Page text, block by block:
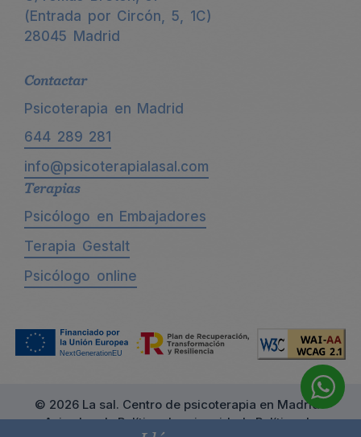
(Entrada por Circón, 5, 1C)
28045 Madrid
Contactar
Psicoterapia en Madrid
644 289 281
info@psicoterapialasal.com
Terapias
Psicólogo en Embajadores
Terapia Gestalt
Psicólogo online
© 2026 La sal. Centro de psicoterapia en Madrid ·
Aviso legal·Política de privacidad·Política de